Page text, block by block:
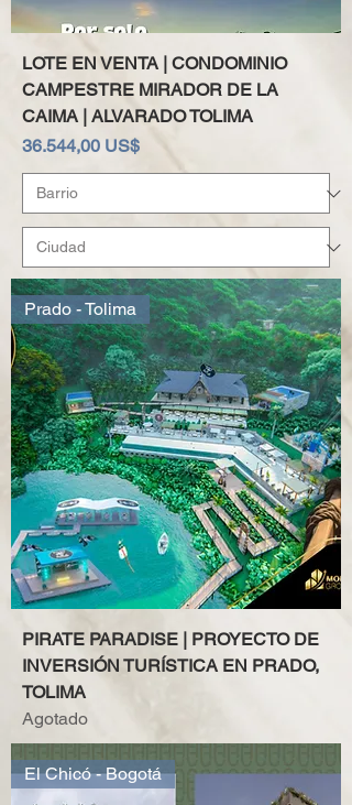
LOTE EN VENTA | CONDOMINIO
CAMPESTRE MIRADOR DE LA
CAIMA | ALVARADO TOLIMA
Precio
36.544,00 US$
Prado - Tolima
PIRATE PARADISE | PROYECTO DE
INVERSIÓN TURÍSTICA EN PRADO,
TOLIMA
Agotado
El Chicó - Bogotá